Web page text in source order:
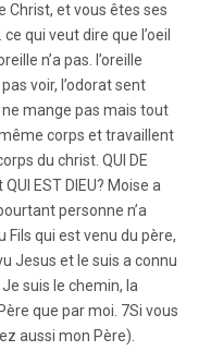
Christ, et vous êtes ses
qui veut dire que l’oeil
n’a pas. l’oreille
voir, l’odorat sent
ne mange pas mais tout
corps et travaillent
du christ. QUI DE
EST DIEU? Moise a
personne n’a
Fils qui est venu du père,
Jesus et le suis a connu
suis le chemin, la
que par moi. 7Si vous
aussi mon Père).